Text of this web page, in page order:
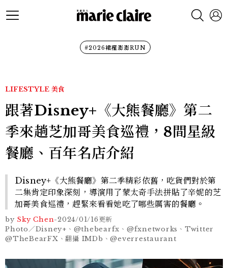
#2026裙襬澎澎RUN
LIFESTYLE 美食
跟著Disney+《大熊餐廳》第二
季來趟芝加哥美食巡禮，8間星級
餐廳、百年名店介紹
Disney+《大熊餐廳》第二季精彩依舊，吃貨們對於第
二集肯定印象深刻，導演用了蒙太奇手法拼貼了辛妮的芝
加哥美食巡禮，趕緊來看看她吃了哪些厲害的餐廳。
by Sky Chen-2024/01/16更新
Photo／Disney+、@thebearfx、@fxnetworks、Twitter
@TheBearFX、翻攝 IMDb、@everrestaurant